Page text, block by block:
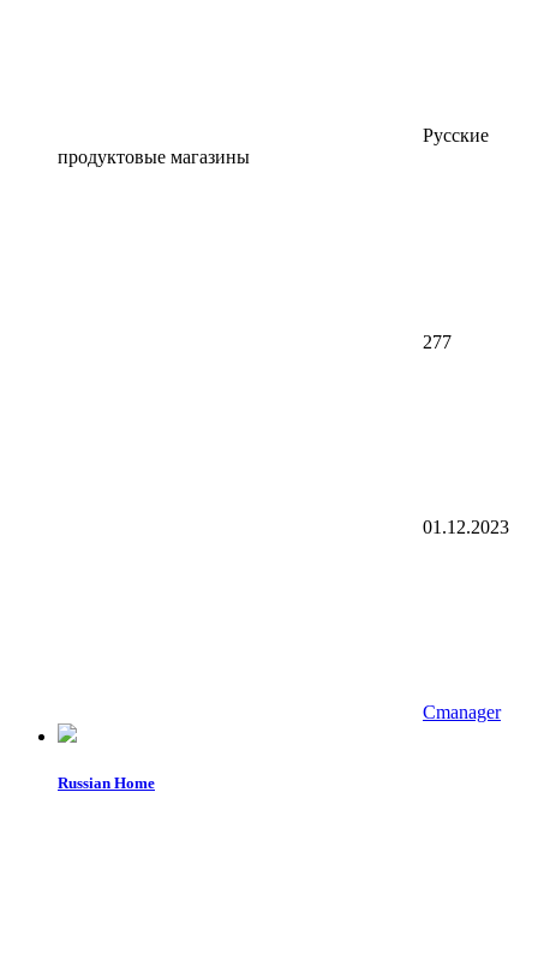
Русские
продуктовые магазины
277
01.12.2023
Cmanager
Russian Home